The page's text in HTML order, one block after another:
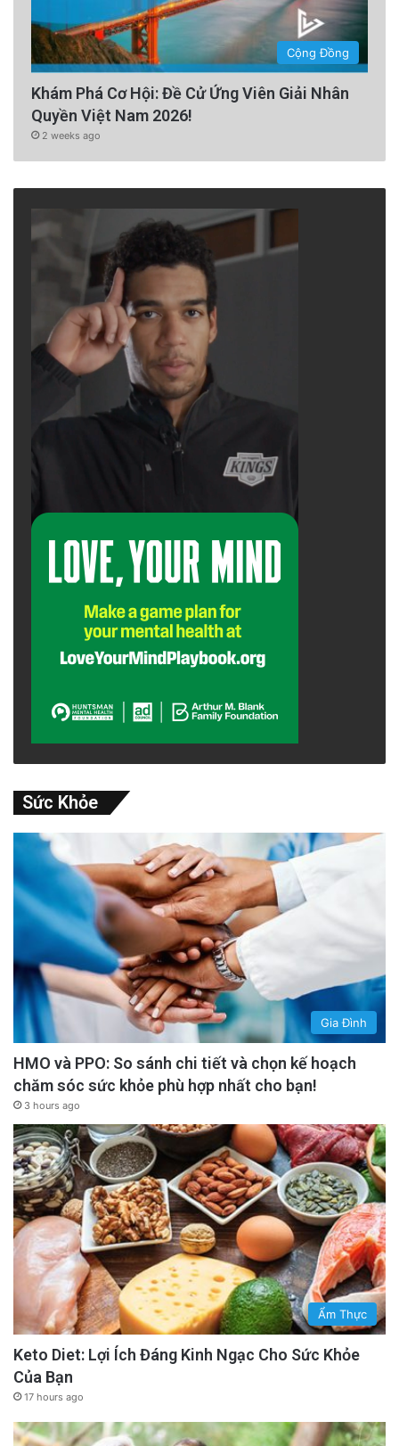
Cộng Đồng
Khám Phá Cơ Hội: Đề Cử Ứng Viên Giải Nhân
Quyền Việt Nam 2026!
2 weeks ago
Sức Khỏe
Gia Đình
HMO và PPO: So sánh chi tiết và chọn kế hoạch
chăm sóc sức khỏe phù hợp nhất cho bạn!
3 hours ago
Ẩm Thực
Keto Diet: Lợi Ích Đáng Kinh Ngạc Cho Sức Khỏe
Của Bạn
17 hours ago